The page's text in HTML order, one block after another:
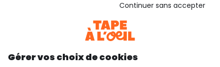
Consulter les CGU
Téléchargez notre application
Gérer vos choix de cookies
Continuer sans accepter